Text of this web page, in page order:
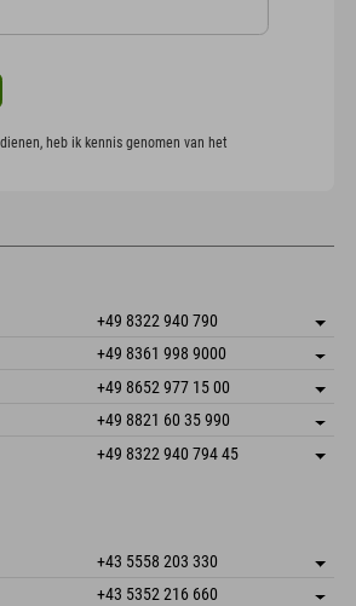
heb ik kennis genomen van het
+49 8322 940 790
Adres opslaan
Booking
+49 8361 998 9000
Adres opslaan
Aankomstinformatie
Booking
+49 8652 977 15 00
Adres opslaan
Booking
+49 8821 60 35 990
Adres opslaan
Aankomstinformatie
+49 8322 940 794 45
+43 5558 203 330
Adres opslaan
+43 5352 216 660